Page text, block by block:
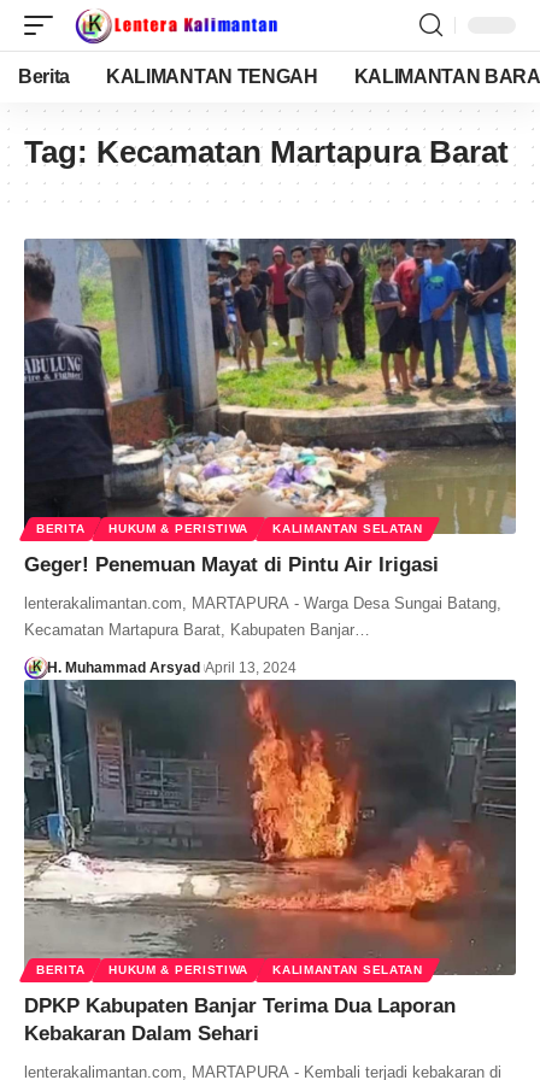
Berita KALIMANTAN TENGAH KALIMANTAN
Tag: Kecamatan Martapura Barat
BERITA HUKUM & PERISTIWA KALIMANTAN SELATAN
Geger! Penemuan Mayat di Pintu Air Irigasi
lenterakalimantan.com, MARTAPURA - Warga Desa Sungai Batang,
Kecamatan Martapura Barat, Kabupaten Banjar…
H. Muhammad Arsyad April 13, 2024
BERITA HUKUM & PERISTIWA KALIMANTAN SELATAN
DPKP Kabupaten Banjar Terima Dua Laporan
Kebakaran Dalam Sehari
lenterakalimantan.com, MARTAPURA - Kembali terjadi kebakaran di